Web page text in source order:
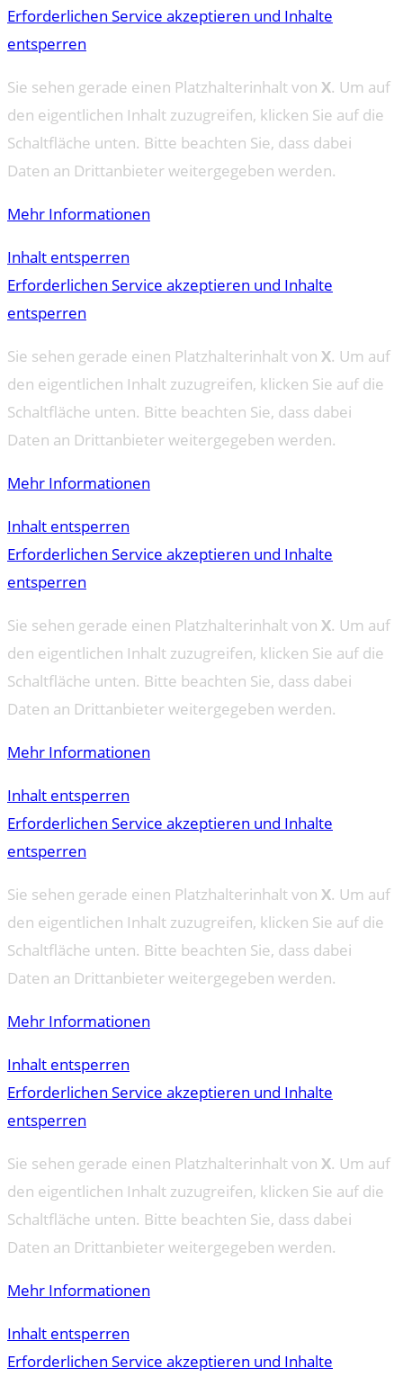
Erforderlichen Service akzeptieren und Inhalte
entsperren
Sie sehen gerade einen Platzhalterinhalt von X. Um auf
den eigentlichen Inhalt zuzugreifen, klicken Sie auf die
Schaltfläche unten. Bitte beachten Sie, dass dabei
Daten an Drittanbieter weitergegeben werden.
Mehr Informationen
Inhalt entsperren
Erforderlichen Service akzeptieren und Inhalte
entsperren
Sie sehen gerade einen Platzhalterinhalt von X. Um auf
den eigentlichen Inhalt zuzugreifen, klicken Sie auf die
Schaltfläche unten. Bitte beachten Sie, dass dabei
Daten an Drittanbieter weitergegeben werden.
Mehr Informationen
Inhalt entsperren
Erforderlichen Service akzeptieren und Inhalte
entsperren
Sie sehen gerade einen Platzhalterinhalt von X. Um auf
den eigentlichen Inhalt zuzugreifen, klicken Sie auf die
Schaltfläche unten. Bitte beachten Sie, dass dabei
Daten an Drittanbieter weitergegeben werden.
Mehr Informationen
Inhalt entsperren
Erforderlichen Service akzeptieren und Inhalte
entsperren
Sie sehen gerade einen Platzhalterinhalt von X. Um auf
den eigentlichen Inhalt zuzugreifen, klicken Sie auf die
Schaltfläche unten. Bitte beachten Sie, dass dabei
Daten an Drittanbieter weitergegeben werden.
Mehr Informationen
Inhalt entsperren
Erforderlichen Service akzeptieren und Inhalte
entsperren
Sie sehen gerade einen Platzhalterinhalt von X. Um auf
den eigentlichen Inhalt zuzugreifen, klicken Sie auf die
Schaltfläche unten. Bitte beachten Sie, dass dabei
Daten an Drittanbieter weitergegeben werden.
Mehr Informationen
Inhalt entsperren
Erforderlichen Service akzeptieren und Inhalte